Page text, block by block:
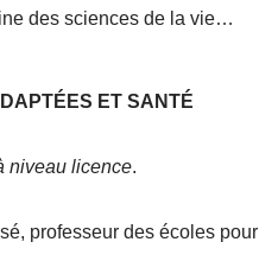
des sciences de la vie…
ET SANTÉ
niveau licence.
professeur des écoles pour